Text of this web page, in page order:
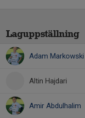
Laguppställning
Adam Markowski
Altin Hajdari
Amir Abdulhalim